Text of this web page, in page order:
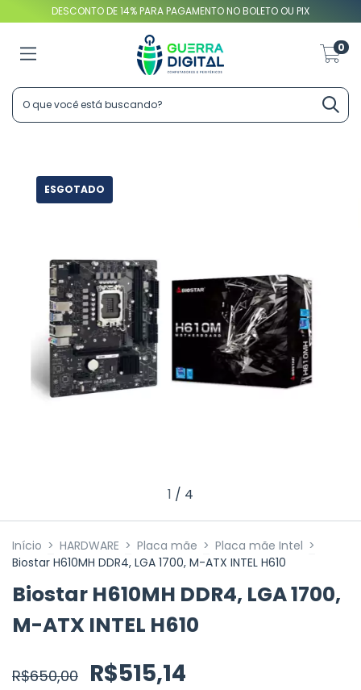
DESCONTO DE 14% PARA PAGAMENTO NO BOLETO OU PIX
0
ESGOTADO
1 / 4
Início > HARDWARE > Placa mãe > Placa mãe Intel >
Biostar H610MH DDR4, LGA 1700, M-ATX INTEL H610
Biostar H610MH DDR4, LGA 1700,
M-ATX INTEL H610
R$650,00 R$515,14